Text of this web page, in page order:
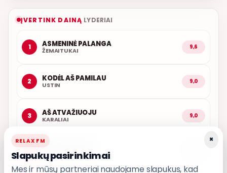
ĮVERTINK DAINĄ LYDERIAI
1 ASMENINĖ PALANGA
ŽEMAITUKAI 9,6
2 KODĖL AŠ PAMILAU
USTIN 9,0
3 AŠ ATVAŽIUOJU
KARALIAI 9,0
INARA
×
RELAX FM
Slapukų pasirinkimai
Mes ir mūsų partneriai naudojame slapukus, kad